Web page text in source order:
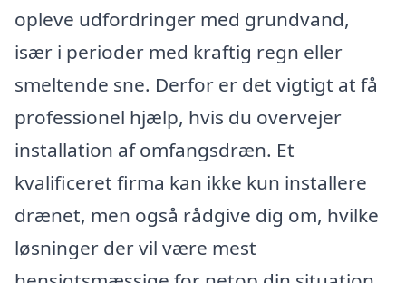
opleve udfordringer med grundvand,
især i perioder med kraftig regn eller
smeltende sne. Derfor er det vigtigt at få
professionel hjælp, hvis du overvejer
installation af omfangsdræn. Et
kvalificeret firma kan ikke kun installere
drænet, men også rådgive dig om, hvilke
løsninger der vil være mest